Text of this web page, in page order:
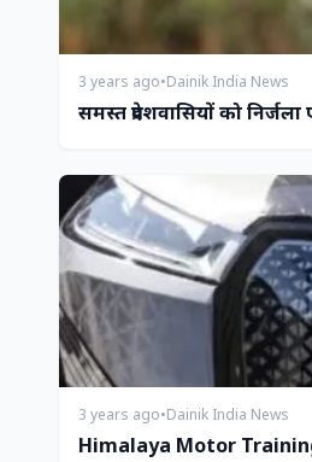
3 years ago•Dainik India News
समस्त प्रदेशवासियों को
3 years ago•Dainik India News
Himalaya Motor